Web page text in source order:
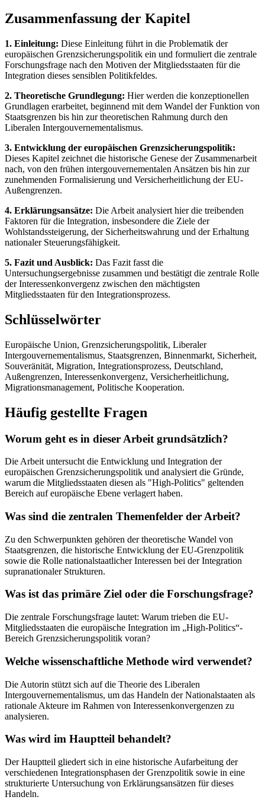
Zusammenfassung der Kapitel
1. Einleitung: Diese Einleitung führt in die Problematik der
europäischen Grenzsicherungspolitik ein und formuliert die zentrale
Forschungsfrage nach den Motiven der Mitgliedsstaaten für die
Integration dieses sensiblen Politikfeldes.
2. Theoretische Grundlegung: Hier werden die konzeptionellen
Grundlagen erarbeitet, beginnend mit dem Wandel der Funktion von
Staatsgrenzen bis hin zur theoretischen Rahmung durch den
Liberalen Intergouvernementalismus.
3. Entwicklung der europäischen Grenzsicherungspolitik:
Dieses Kapitel zeichnet die historische Genese der Zusammenarbeit
nach, von den frühen intergouvernementalen Ansätzen bis hin zur
zunehmenden Formalisierung und Versicherheitlichung der EU-
Außengrenzen.
4. Erklärungsansätze: Die Arbeit analysiert hier die treibenden
Faktoren für die Integration, insbesondere die Ziele der
Wohlstandssteigerung, der Sicherheitswahrung und der Erhaltung
nationaler Steuerungsfähigkeit.
5. Fazit und Ausblick: Das Fazit fasst die
Untersuchungsergebnisse zusammen und bestätigt die zentrale Rolle
der Interessenkonvergenz zwischen den mächtigsten
Mitgliedsstaaten für den Integrationsprozess.
Schlüsselwörter
Europäische Union, Grenzsicherungspolitik, Liberaler
Intergouvernementalismus, Staatsgrenzen, Binnenmarkt, Sicherheit,
Souveränität, Migration, Integrationsprozess, Deutschland,
Außengrenzen, Interessenkonvergenz, Versicherheitlichung,
Migrationsmanagement, Politische Kooperation.
Häufig gestellte Fragen
Worum geht es in dieser Arbeit grundsätzlich?
Die Arbeit untersucht die Entwicklung und Integration der
europäischen Grenzsicherungspolitik und analysiert die Gründe,
warum die Mitgliedsstaaten diesen als "High-Politics" geltenden
Bereich auf europäische Ebene verlagert haben.
Was sind die zentralen Themenfelder der Arbeit?
Zu den Schwerpunkten gehören der theoretische Wandel von
Staatsgrenzen, die historische Entwicklung der EU-Grenzpolitik
sowie die Rolle nationalstaatlicher Interessen bei der Integration
supranationaler Strukturen.
Was ist das primäre Ziel oder die Forschungsfrage?
Die zentrale Forschungsfrage lautet: Warum trieben die EU-
Mitgliedsstaaten die europäische Integration im „High-Politics“-
Bereich Grenzsicherungspolitik voran?
Welche wissenschaftliche Methode wird verwendet?
Die Autorin stützt sich auf die Theorie des Liberalen
Intergouvernementalismus, um das Handeln der Nationalstaaten als
rationale Akteure im Rahmen von Interessenkonvergenzen zu
analysieren.
Was wird im Hauptteil behandelt?
Der Hauptteil gliedert sich in eine historische Aufarbeitung der
verschiedenen Integrationsphasen der Grenzpolitik sowie in eine
strukturierte Untersuchung von Erklärungsansätzen für dieses
Handeln.